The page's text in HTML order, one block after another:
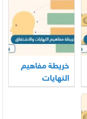
خريطة مفاهيم
النهايات